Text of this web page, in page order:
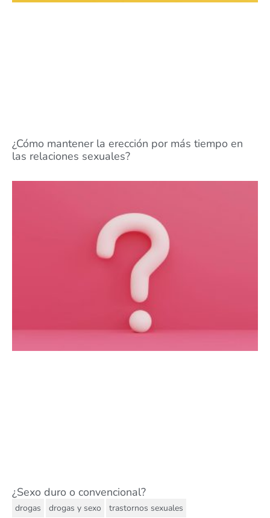
¿Cómo mantener la erección por más tiempo en
las relaciones sexuales?
¿Sexo duro o convencional?
drogas drogas y sexo trastornos sexuales